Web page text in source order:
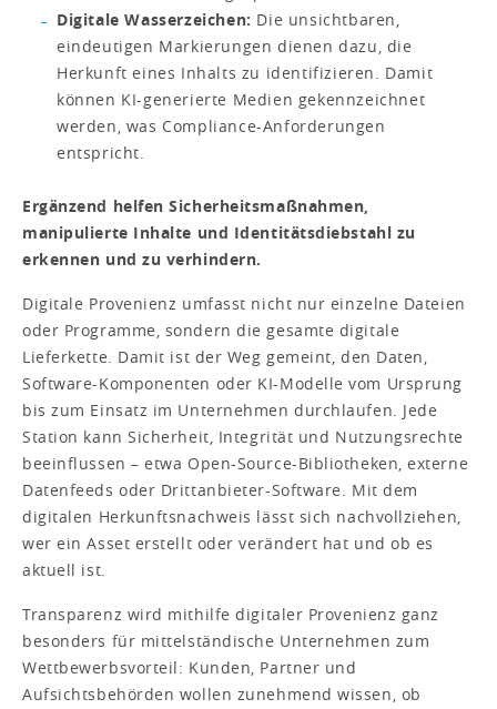
Digitale Wasserzeichen: Die unsichtbaren,
eindeutigen Markierungen dienen dazu, die
Herkunft eines Inhalts zu identifizieren. Damit
können KI-generierte Medien gekennzeichnet
werden, was Compliance-Anforderungen
entspricht.
Ergänzend helfen Sicherheitsmaßnahmen,
manipulierte Inhalte und Identitätsdiebstahl zu
erkennen und zu verhindern.
Digitale Provenienz umfasst nicht nur einzelne Dateien
oder Programme, sondern die gesamte digitale
Lieferkette. Damit ist der Weg gemeint, den Daten,
Software-Komponenten oder KI-Modelle vom Ursprung
bis zum Einsatz im Unternehmen durchlaufen. Jede
Station kann Sicherheit, Integrität und Nutzungsrechte
beeinflussen – etwa Open-Source-Bibliotheken, externe
Datenfeeds oder Drittanbieter-Software. Mit dem
digitalen Herkunftsnachweis lässt sich nachvollziehen,
wer ein Asset erstellt oder verändert hat und ob es
aktuell ist.
Transparenz wird mithilfe digitaler Provenienz ganz
besonders für mittelständische Unternehmen zum
Wettbewerbsvorteil: Kunden, Partner und
Aufsichtsbehörden wollen zunehmend wissen, ob